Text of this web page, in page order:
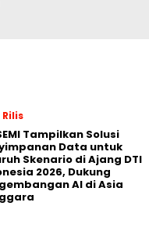
Rilis
Tampilkan Solusi
Data untuk
Skenario di Ajang DTI
2026, Dukung
AI di Asia